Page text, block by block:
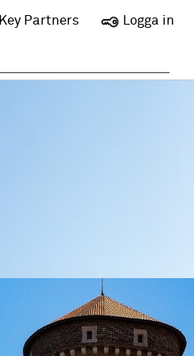
Key Partners Logga in